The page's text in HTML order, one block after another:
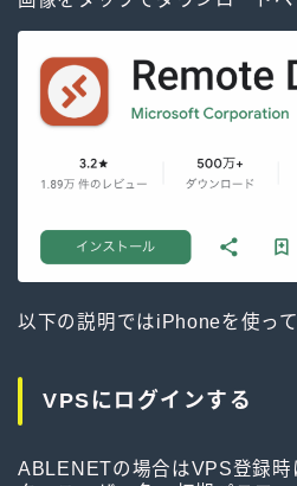
以下の説明ではiPhoneを使って
VPSにログインする
ABLENETの場合はVPS登録時